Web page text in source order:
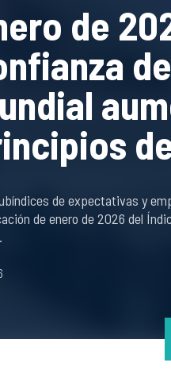
de
de expectativas y
de enero de 2026 del